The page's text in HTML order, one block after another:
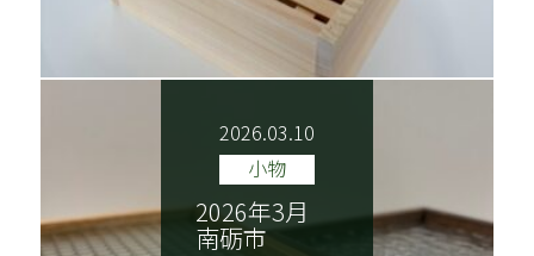
2026.03.10
小物
2026年3月
南砺市